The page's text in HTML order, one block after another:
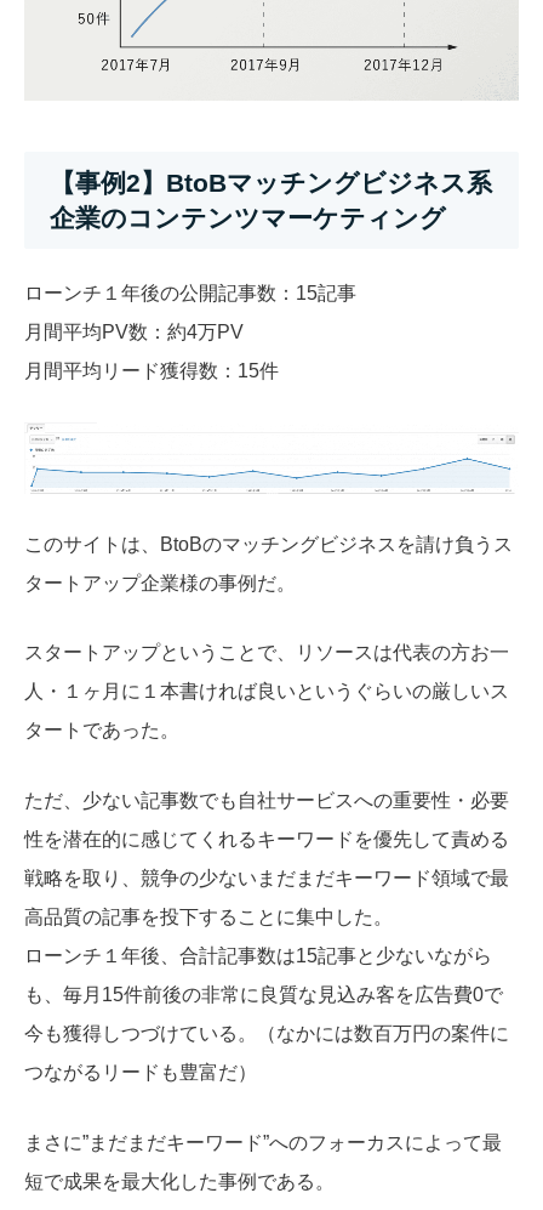
【事例2】BtoBマッチングビジネス系
企業のコンテンツマーケティング
ローンチ１年後の公開記事数：15記事
月間平均PV数：約4万PV
月間平均リード獲得数：15件
このサイトは、BtoBのマッチングビジネスを請け負うス
タートアップ企業様の事例だ。
スタートアップということで、リソースは代表の方お一
人・１ヶ月に１本書ければ良いというぐらいの厳しいス
タートであった。
ただ、少ない記事数でも自社サービスへの重要性・必要
性を潜在的に感じてくれるキーワードを優先して責める
戦略を取り、競争の少ないまだまだキーワード領域で最
高品質の記事を投下することに集中した。
ローンチ１年後、合計記事数は15記事と少ないながら
も、毎月15件前後の非常に良質な見込み客を広告費0で
今も獲得しつづけている。（なかには数百万円の案件に
つながるリードも豊富だ）
まさに”まだまだキーワード”へのフォーカスによって最
短で成果を最大化した事例である。